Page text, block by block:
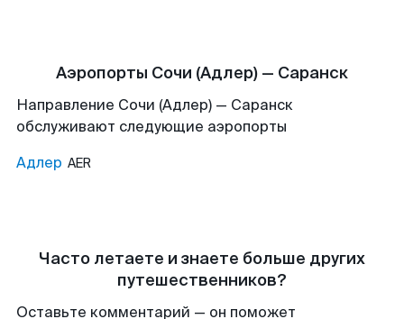
Аэропорты Сочи (Адлер) — Саранск
Направление Сочи (Адлер) — Саранск
обслуживают следующие аэропорты
Адлер AER
Часто летаете и знаете больше других
путешественников?
Оставьте комментарий — он поможет